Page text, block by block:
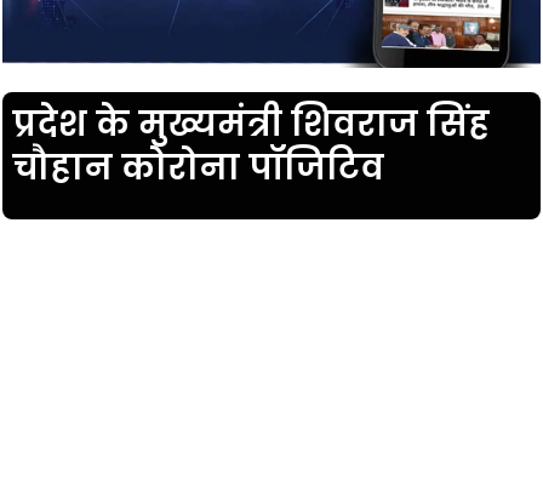
प्रदेश के मुख्यमंत्री शिवराज सिंह
चौहान कोरोना पॉजिटिव